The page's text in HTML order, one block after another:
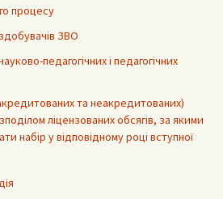
процесу
ЗВО
педагогічних і педагогічних
та неакредитованих)
ліцензованих обсягів, за якими
набір у відповідному році вступної